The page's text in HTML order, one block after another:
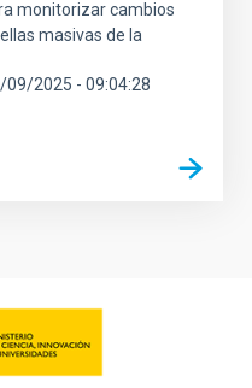
monitorizar cambios
masivas de la
09/2025 - 09:04:28